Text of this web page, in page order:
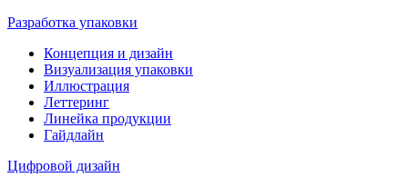
Разработка упаковки
Концепция и дизайн
Визуализация упаковки
Иллюстрация
Леттеринг
Линейка продукции
Гайдлайн
Цифровой дизайн